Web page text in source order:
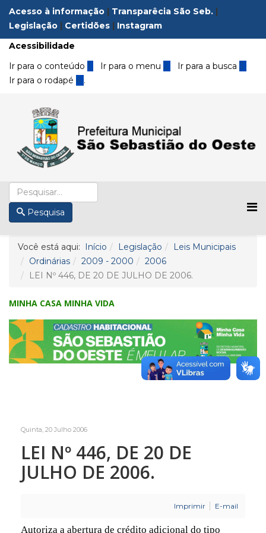
Acesso à informação | Transparêcia São Seb. |
Legislação | Certidões | Instagram
Acessibilidade
Ir para o conteúdo 1 Ir para o menu 2 Ir para a busca3
Ir para o rodapé 4 .
Pesquisa
Você está aqui: Início Legislação
Leis Municipais
Ordinárias
2009 - 2000
2006
LEI Nº 446, DE 20 DE JULHO DE 2006.
MINHA CASA MINHA VIDA
Quinta, 20 Julho 2006
LEI Nº 446, DE 20 DE
JULHO DE 2006.
Imprimir E-mail
Autoriza a abertura de crédito adicional do tipo